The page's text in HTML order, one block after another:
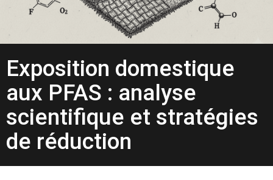
Exposition domestique
aux PFAS : analyse
scientifique et stratégies
de réduction